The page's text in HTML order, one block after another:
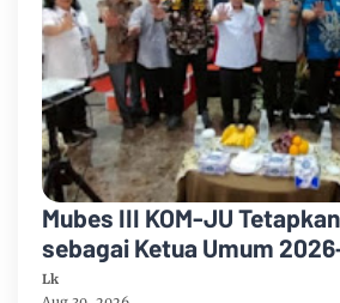
Mubes III KOM-JU
sebagai Ketua Umum
Semangat Persatuan dan
Lk